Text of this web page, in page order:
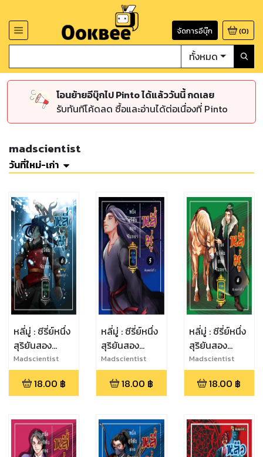
จัดการอีบุ๊ก (0)
ทั้งหมด
โอนย้ายอีบุ๊กไป Pinto ได้แล้ววันนี้ กดเลย
รับทันทีโค้ดลด ซื้อและอ่านได้ต่อเนื่องที่ Pinto
madscientist
วันที่ใหม่-เก่า
หลี่มู่ : ซีรี่ย์หนึ่ง
สุริยันสอง
จันทรา [ภาค
ความรัก] เล่ม 6
Madscientist
18.00 ฿
หลี่มู่ : ซีรี่ย์หนึ่ง
สุริยันสอง
จันทรา [ภาค
ความรัก] เล่ม 5
Madscientist
18.00 ฿
หลี่มู่ : ซีรี่ย์หนึ่ง
สุริยันสอง
จันทรา [ภาค
ความรัก] เล่ม 4
Madscientist
18.00 ฿